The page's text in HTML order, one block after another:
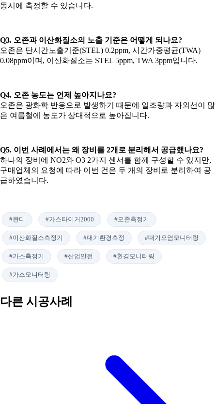
동시에 측정할 수 있습니다.
Q3. 오존과 이산화질소의 노출 기준은 어떻게 되나요?
오존은 단시간노출기준(STEL) 0.2ppm, 시간가중평균(TWA)
0.08ppm이며, 이산화질소는 STEL 5ppm, TWA 3ppm입니다.
Q4. 오존 농도는 언제 높아지나요?
오존은 광화학 반응으로 발생하기 때문에 일조량과 자외선이 많
은 여름철에 농도가 상대적으로 높아집니다.
Q5. 이번 사례에서는 왜 장비를 2개로 분리해서 공급했나요?
하나의 장비에 NO2와 O3 2가지 센서를 함께 구성할 수 있지만,
구매업체의 요청에 따라 이번 건은 두 개의 장비로 분리하여 공
급하였습니다.
#완디 #가스타이거2000 #오존측정기
#이산화질소측정기 #대기환경측정 #대기오염모니터링
#가스측정기 #산업안전 #환경모니터링
#가스모니터링
다른 시공사례